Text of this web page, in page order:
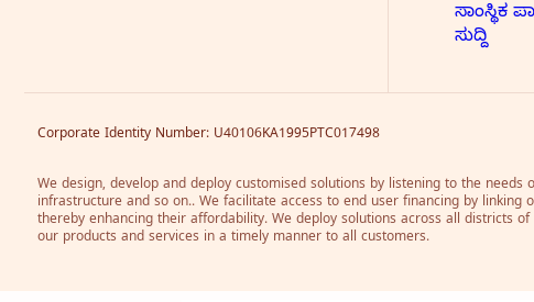
ಸಾಂಸ್ಥಿಕ
ಸುದ್ದಿ
Corporate Identity Number: U40106KA1995PTC017498
We design, develop and deploy customised solutions by listening to the
infrastructure and so on.. We facilitate access to end user financing by
thereby enhancing their affordability. We deploy solutions across all districts
our products and services in a timely manner to all customers.